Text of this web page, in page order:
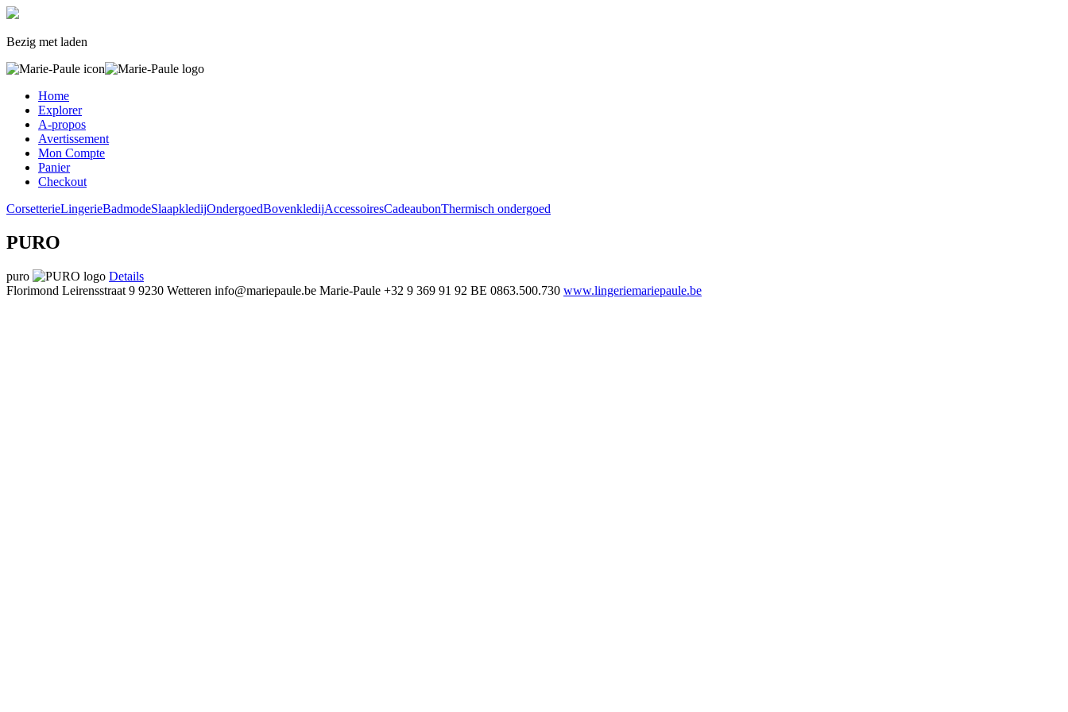
Bezig met laden
Home
Explorer
A-propos
Avertissement
Mon Compte
Panier
Checkout
CorsetterieLingerieBadmodeSlaapkledijOndergoedBovenkledijAccessoiresCadeaubonThermisch ondergoed
PURO
puro
Details
Florimond Leirensstraat 9 9230 Wetteren info@mariepaule.be Marie-Paule +32 9 369 91 92 BE 0863.500.730 www.lingeriemariepaule.be